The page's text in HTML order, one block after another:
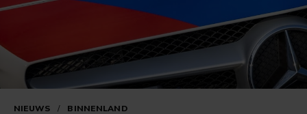
NIEUWS / BINNENLAND